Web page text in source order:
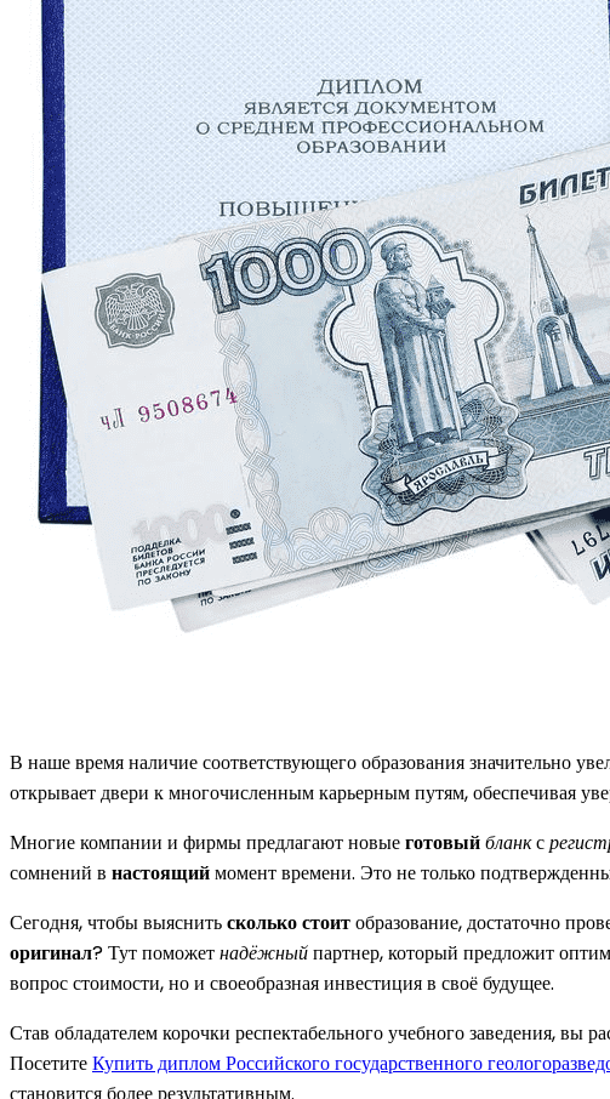
В наше время наличие соответствующего образования значительно
открывает двери к многочисленным карьерным путям, обеспечивая
Многие компании и фирмы предлагают новыеготовыйбланкс
сомнений в настоящиймомент времени. Это не только
Сегодня, чтобы выяснитьсколько стоитобразование, достаточно
оригинал? Тут поможетнадёжныйпартнер, который предложит
вопрос стоимости, но и своеобразная инвестиция в своё будущее.
Став обладателем корочки респектабельного учебного заведения,
ПосетитеКупить диплом Российского государственного
становится более результативным.